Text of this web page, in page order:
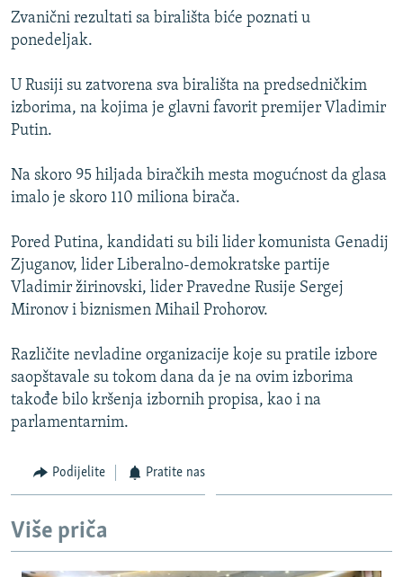
POST SCRIPTUM
MOJA EVROPA
SVE KARTE DEJTONA
NASTANAK I RASPAD JUGOSLAVIJE
Zvanični rezultati sa birališta biće poznati u
ponedeljak.
U Rusiji su zatvorena sva birališta na predsedničkim
izborima, na kojima je glavni favorit premijer Vladimir
Putin.
Na skoro 95 hiljada biračkih mesta mogućnost da glasa
imalo je skoro 110 miliona birača.
Pored Putina, kandidati su bili lider komunista Genadij
Zjuganov, lider Liberalno-demokratske partije
Vladimir žirinovski, lider Pravedne Rusije Sergej
Mironov i biznismen Mihail Prohorov.
Različite nevladine organizacije koje su pratile izbore
saopštavale su tokom dana da je na ovim izborima
takođe bilo kršenja izbornih propisa, kao i na
parlamentarnim.
Podijelite Pratite nas
Više priča